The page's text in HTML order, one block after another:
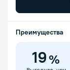
Преимущества
19%